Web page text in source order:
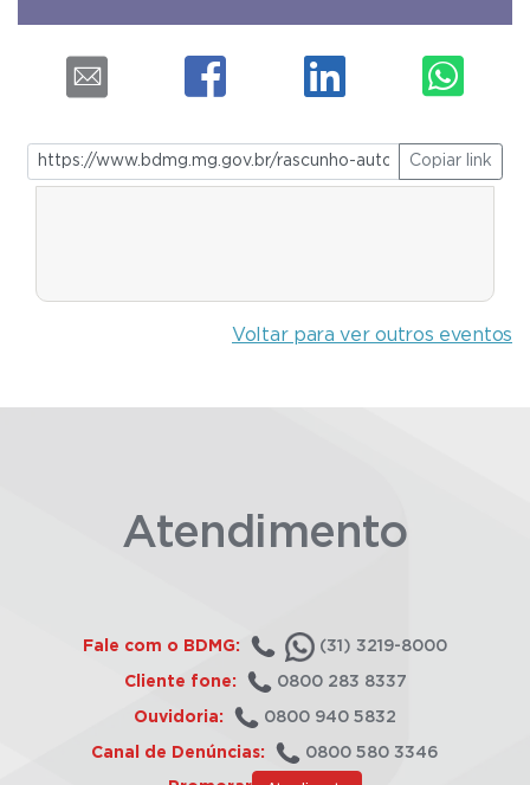
Copiar link
Voltar para ver outros eventos
Atendimento
Fale com o BDMG: (31) 3219-8000
Cliente fone: 0800 283 8337
Ouvidoria: 0800 940 5832
Canal de Denúncias: 0800 580 3346